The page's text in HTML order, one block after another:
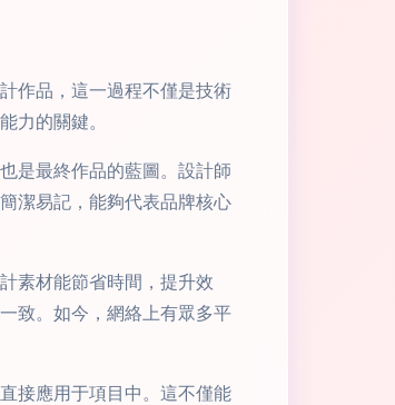
作品，這一過程不僅是技術
力的關鍵。
是最終作品的藍圖。設計師
潔易記，能夠代表品牌核心
素材能節省時間，提升效
致。如今，網絡上有眾多平
接應用于項目中。這不僅能